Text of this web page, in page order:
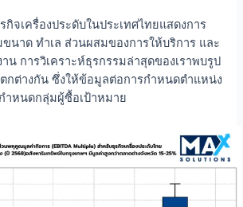
กิจเครื่องประดับในประเทศไทยแสดงการ
นาด ทำเล ส่วนผสมของการให้บริการ และ
น การวิเคราะห์ธุรกรรมล่าสุดของเราพบรูป
กต่างกัน ซึ่งให้ข้อมูลต่อการกำหนดตำแหน่ง
ำหนดกลุ่มผู้ซื้อเป้าหมาย